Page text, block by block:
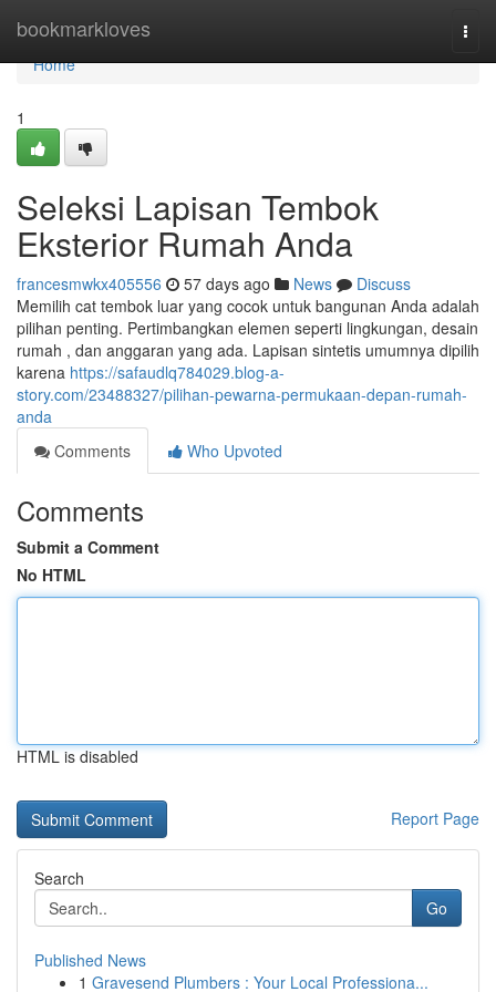
bookmarkloves
Home
Home
1
Seleksi Lapisan Tembok
Eksterior Rumah Anda
francesmwkx405556 57 days ago News
Discuss
Memilih cat tembok luar yang cocok untuk bangunan Anda adalah
pilihan penting. Pertimbangkan elemen seperti lingkungan, desain
rumah , dan anggaran yang ada. Lapisan sintetis umumnya dipilih
karena https://safaudlq784029.blog-a-
story.com/23488327/pilihan-pewarna-permukaan-depan-rumah-
anda
Comments
Who Upvoted
Comments
Submit a Comment
No HTML
HTML is disabled
Report Page
Search
Go
Published News
1 Gravesend Plumbers : Your Local Professiona...